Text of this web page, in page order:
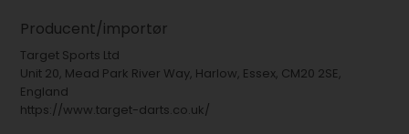
Producent/importør
Target Sports Ltd
Unit 20, Mead Park River Way, Harlow, Essex, CM20 2SE,
England
https://www.target-darts.co.uk/